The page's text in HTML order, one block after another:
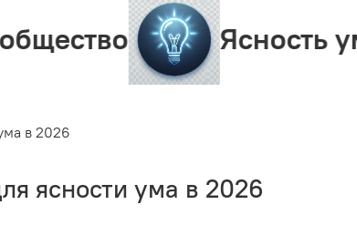
Ясность ума
в 2026
ясности ума в 2026